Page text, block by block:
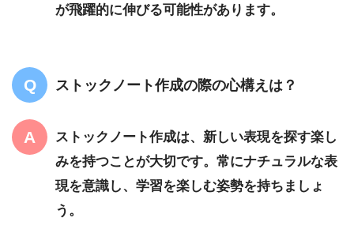
が飛躍的に伸びる可能性があります。
ストックノート作成の際の心構えは？
ストックノート作成は、新しい表現を探す楽し
みを持つことが大切です。常にナチュラルな表
現を意識し、学習を楽しむ姿勢を持ちましょ
う。